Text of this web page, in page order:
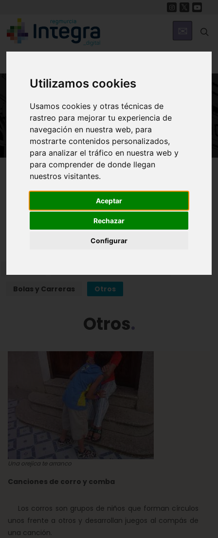
Utilizamos cookies
Usamos cookies y otras técnicas de
rastreo para mejorar tu experiencia de
navegación en nuestra web, para
mostrarte contenidos personalizados,
para analizar el tráfico en nuestra web y
para comprender de donde llegan
nuestros visitantes.
Aceptar
Rechazar
Configurar
ARTE Y CULTURA
Juegos Tradicionales
Región de Murcia Digital Arte y Cultura Folclore
Introducción Historia Juegos de Adultos
Bolas y Carreras Otros
Otros
Una orejica te arranco
Canciones de corro y comba
Los corros son grupos de niños que forman círculos
unos frente a otros y desarrollan juegos al compás de
una canción.